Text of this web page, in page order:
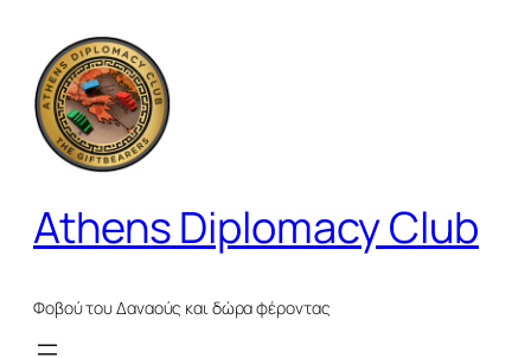
Athens Diplomacy Club
Φοβού του Δαναούς και δώρα φέροντας